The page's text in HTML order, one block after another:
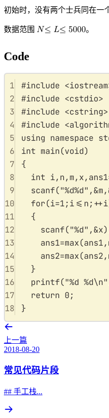
初始时，没有两个士兵同在一
数据范围 𝑁≤ 𝐿≤ 5000。
Code
1 #include <iostream
2
#include <cstdio>
3
#include <cstring>
4
#include <
5
using namespace
6
int main(void)
7
{
8
int i, n, m, x, ans1
9
scanf("%d%d" , &m,
10
for(i=1;i<= n; ++i
11
{
12
scanf("%d" , &x
13
ans1=max(ans1,
14
ans2=max(ans2,
15
}
16
printf("%d %d\n"
17
return 0;
18
}
上一篇
2018-08-20
常见代码片段
## 手工栈...